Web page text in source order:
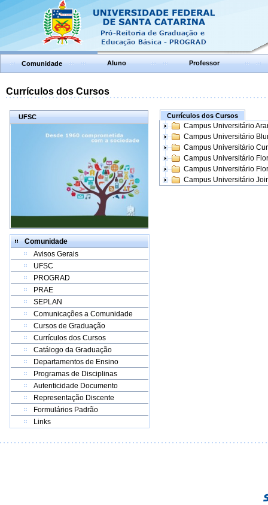
Comunidade Aluno Professor
Currículos dos Cursos
UFSC
Comunidade
Avisos Gerais
UFSC
PROGRAD
PRAE
SEPLAN
Comunicações a Comunidade
Cursos de Graduação
Currículos dos Cursos
Catálogo da Graduação
Departamentos de Ensino
Programas de Disciplinas
Autenticidade Documento
Representação Discente
Formulários Padrão
Links
Currículos dos Cursos
Campus Universitário
Campus Universitário
Campus Universitário
Campus Universitário
Campus Universitário
Campus Universitário